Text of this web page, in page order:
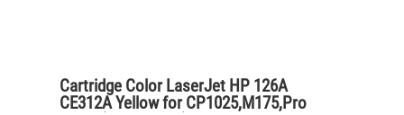
Cartridge Color LaserJet HP 126A
CE312A Yellow for CP1025,M175,Pro